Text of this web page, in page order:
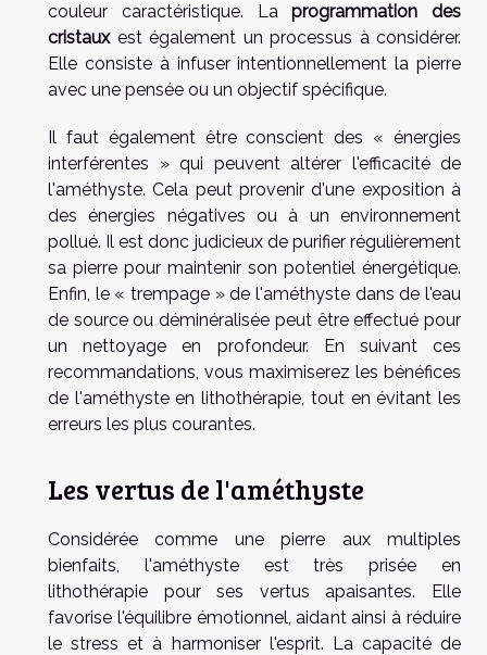
couleur caractéristique. Laprogrammation des
cristauxest également un processus à considérer.
Elle consiste à infuser intentionnellement la pierre
avec une pensée ou un objectif spécifique.
Il faut également être conscient des « énergies
interférentes » qui peuvent altérer l'efficacité de
l'améthyste. Cela peut provenir d'une exposition à
des énergies négatives ou à un environnement
pollué. Il est donc judicieux de purifier régulièrement
sa pierre pour maintenir son potentiel énergétique.
Enfin, le « trempage » de l'améthyste dans de l'eau
de source ou déminéralisée peut être effectué pour
un nettoyage en profondeur. En suivant ces
recommandations, vous maximiserez les bénéfices
de l'améthyste en lithothérapie, tout en évitant les
erreurs les plus courantes.
Les vertus de l'améthyste
Considérée comme une pierre aux multiples
bienfaits, l'améthyste est très prisée en
lithothérapie pour ses vertus apaisantes. Elle
favorise l'équilibre émotionnel, aidant ainsi à réduire
le stress et à harmoniser l'esprit. La capacité de